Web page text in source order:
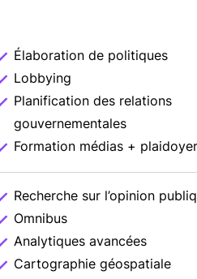
Élaboration de politiques
Lobbying
Planification des relations
gouvernementales
Formation médias + plaidoyer
Recherche sur l’opinion
Omnibus
Analytiques avancées
Cartographie géospatiale